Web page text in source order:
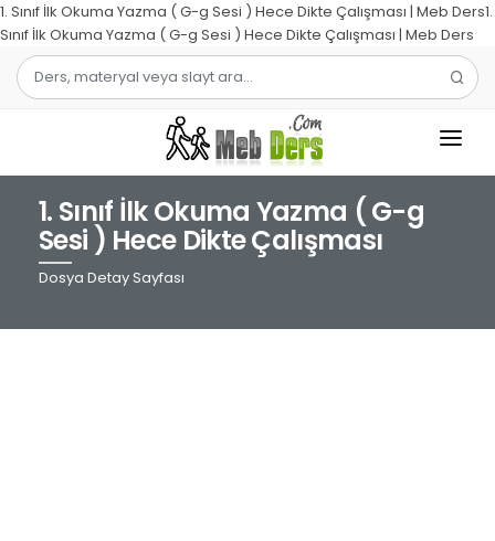
1. Sınıf İlk Okuma Yazma ( G-g Sesi ) Hece Dikte Çalışması | Meb Ders1.
Sınıf İlk Okuma Yazma ( G-g Sesi ) Hece Dikte Çalışması | Meb Ders
1.SINIF
2.SINIF
1. Sınıf İlk Okuma Yazma ( G-g
Sesi ) Hece Dikte Çalışması
Dosya Detay Sayfası